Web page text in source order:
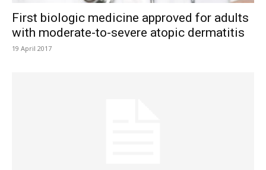
First biologic medicine approved for adults
with moderate-to-severe atopic dermatitis
19 April 2017